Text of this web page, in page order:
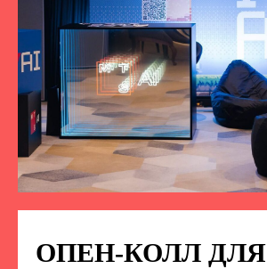
ОПЕН-КОЛЛ ДЛЯ
НА НАС В СОЦСЕТЯХ